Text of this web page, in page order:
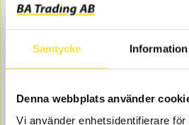
Samtycke Information
Denna webbplats använder
Vi använder enhetsidentifierare
Price, VAT excl.
777.00
Web stock
SPACER RING